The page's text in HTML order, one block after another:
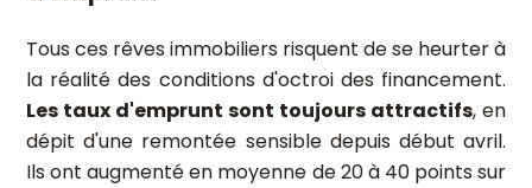
Tous ces rêves immobiliers risquent de se heurter à
la réalité des conditions d'octroi des financement.
Les taux d'emprunt sont toujours attractifs, en
dépit d'une remontée sensible depuis début avril.
Ils ont augmenté en moyenne de 20 à 40 points sur